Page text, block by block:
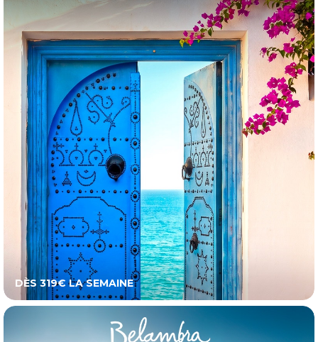
DÈS 319€ LA SEMAINE